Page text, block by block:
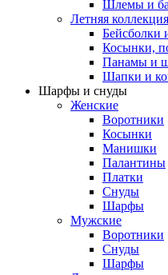
Шлемы и
Летняя коллекция
Бейсболки
Косынки,
Панамы и
Шапки и
Шарфы и снуды
Женские
Воротники
Косынки
Манишки
Палантины
Платки
Снуды
Шарфы
Мужские
Воротники
Снуды
Шарфы